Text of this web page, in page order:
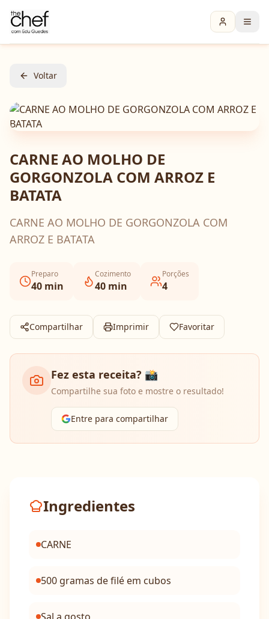
Voltar
CARNE AO MOLHO DE
GORGONZOLA COM ARROZ E
BATATA
CARNE AO MOLHO DE GORGONZOLA COM
ARROZ E BATATA
Preparo
40 min
Cozimento
40 min
Porções
4
Compartilhar Imprimir Favoritar
Fez esta receita? 📸
Compartilhe sua foto e mostre o resultado!
Entre para compartilhar
Ingredientes
CARNE
500 gramas de filé em cubos